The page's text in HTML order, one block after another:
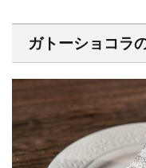
ガトーショコラ